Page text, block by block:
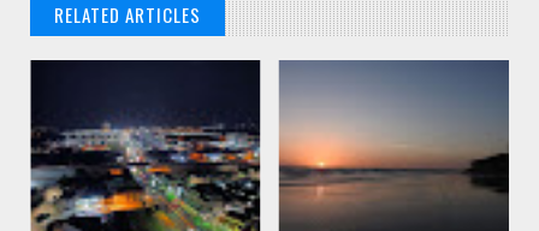
RELATED ARTICLES
// THATS WHAT YOU MIGHT BE LOOKING FOR